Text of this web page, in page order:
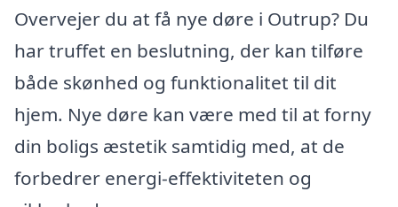
Overvejer du at få nye døre i Outrup? Du
har truffet en beslutning, der kan tilføre
både skønhed og funktionalitet til dit
hjem. Nye døre kan være med til at forny
din boligs æstetik samtidig med, at de
forbedrer energi-effektiviteten og